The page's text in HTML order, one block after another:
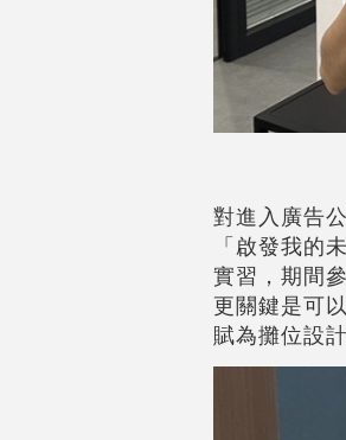
對進入廣告
「啟發我的
實習，期間
更關鍵是可
賦為攤位設